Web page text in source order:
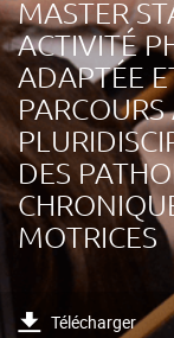
MASTER
ACTIVITÉ
ADAPTÉE
DES
MOTRICES
Télécharger